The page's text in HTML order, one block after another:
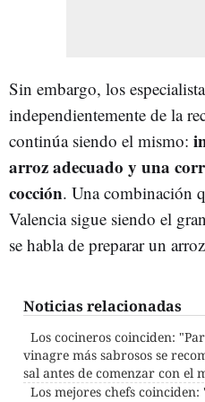
Sin embargo, los
independientemente de la
continúa siendo el mismo:
arroz adecuado y una
cocción. Una combinación
Valencia sigue siendo el
se habla de preparar un
Noticias relacionadas
Los cocineros coinciden:
vinagre más sabrosos se
sal antes de comenzar con el
Los mejores chefs